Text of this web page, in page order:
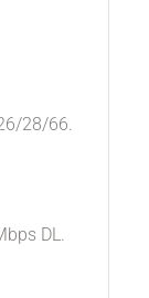
28/66.
DL.